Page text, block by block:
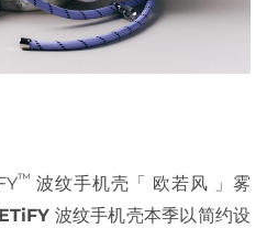
™ 波纹手机壳「 欧若风 」雾
波纹手机壳本季以简约设